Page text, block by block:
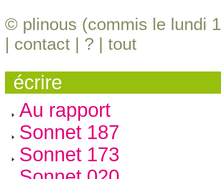
© plinous (commis le lundi
| contact | ? | tout
écrire
Au rapport
Sonnet 187
Sonnet 173